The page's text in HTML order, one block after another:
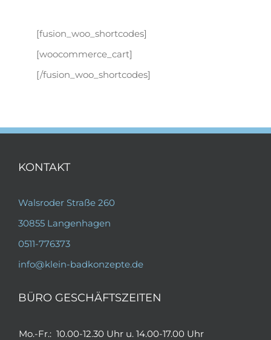
[fusion_woo_shortcodes]
[woocommerce_cart]
[/fusion_woo_shortcodes]
KONTAKT
Walsroder Straße 260
30855 Langenhagen
0511-776373
info@klein-badkonzepte.de
BÜRO GESCHÄFTSZEITEN
Mo.-Fr.: 10.00-12.30 Uhr u. 14.00-17.00 Uhr